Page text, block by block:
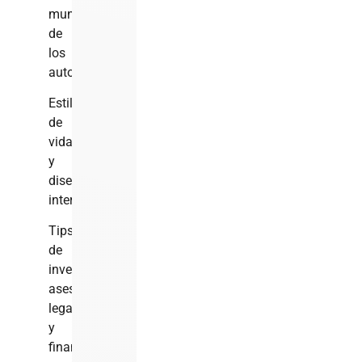
mundo
de
los
autos
Estilo
de
vida
y
diseño
interior
Tips
de
inversión,
asesoría
legal
y
financiera